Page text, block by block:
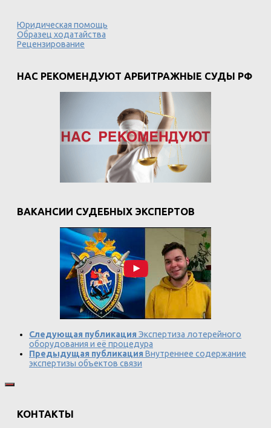
Юридическая помощь
Образец ходатайства
Рецензирование
НАС РЕКОМЕНДУЮТ АРБИТРАЖНЫЕ СУДЫ РФ
ВАКАНСИИ СУДЕБНЫХ ЭКСПЕРТОВ
Следующая публикация Экспертиза лотерейного
оборудования и её процедура
Предыдущая публикация Внутреннее содержание
экспертизы объектов связи
КОНТАКТЫ